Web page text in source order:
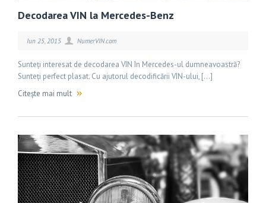
Decodarea VIN la Mercedes-Benz
Iun 25, 2015 NumerVIN.com
Sunteți interesat de decodarea VIN în Mercedes-ul dumneavoastră?
Sunteți perfect plasat. Cu ajutorul decodificării VIN-ului, […]
Citește mai mult